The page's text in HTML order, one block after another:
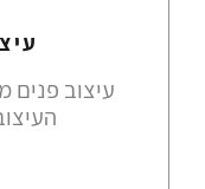
עיצוב פנים